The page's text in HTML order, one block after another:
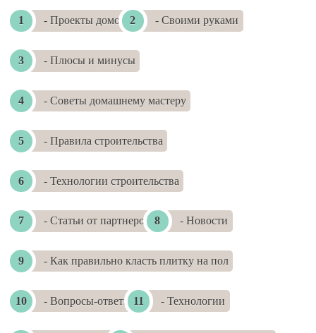
- Проекты домов - Своими руками
- Плюсы и минусы
- Советы домашнему мастеру
- Правила строительства
- Технологии строительства
- Статьи от партнеров - Новости
- Как правильно класть плитку на пол
- Вопросы-ответы - Технологии